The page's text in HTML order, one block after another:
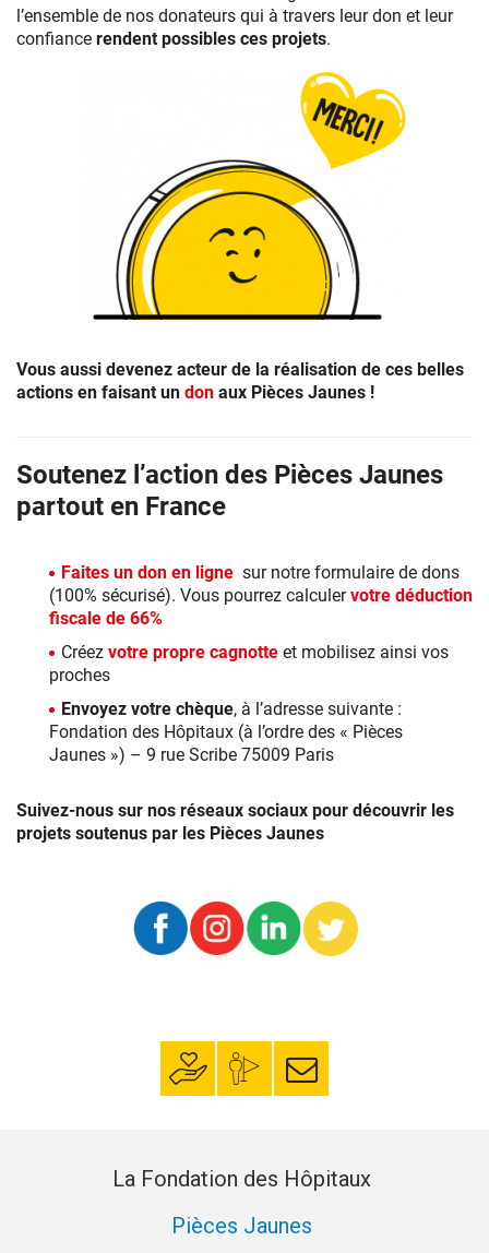
l’ensemble de nos donateurs qui à travers leur don et leur
confiance rendent possibles ces projets.
Vous aussi devenez acteur de la réalisation de ces belles
actions en faisant un don aux Pièces Jaunes !
Soutenez l’action des Pièces Jaunes
partout en France
Faites un don en ligne sur notre formulaire de dons
(100% sécurisé). Vous pourrez calculervotre déduction
fiscale de 66%
Créez votre propre cagnotte et mobilisez ainsi vos
proches
Envoyez votre chèque, à l’adresse suivante :
Fondation des Hôpitaux (à l’ordre des « Pièces
Jaunes ») – 9 rue Scribe 75009 Paris
Suivez-nous sur nos réseaux sociaux pour découvrir les
projets soutenus par les Pièces Jaunes
Faire un donMon espace
donateur
S’inscrire à la
newsletter
La Fondation des Hôpitaux
Pièces Jaunes